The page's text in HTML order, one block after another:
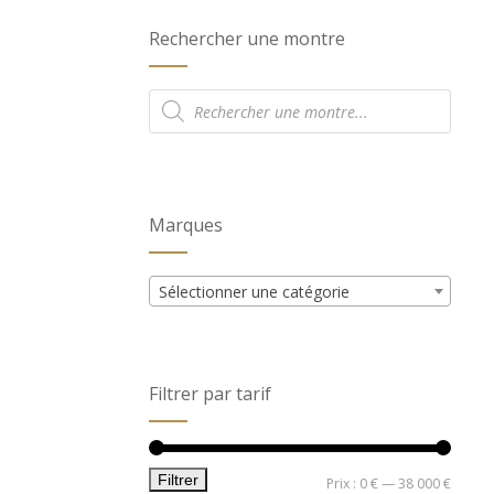
Rechercher une montre
Recherche
de
produits
Marques
Sélectionner une catégorie
Filtrer par tarif
Prix
Prix
Filtrer Prix : 0 €—38 000 €